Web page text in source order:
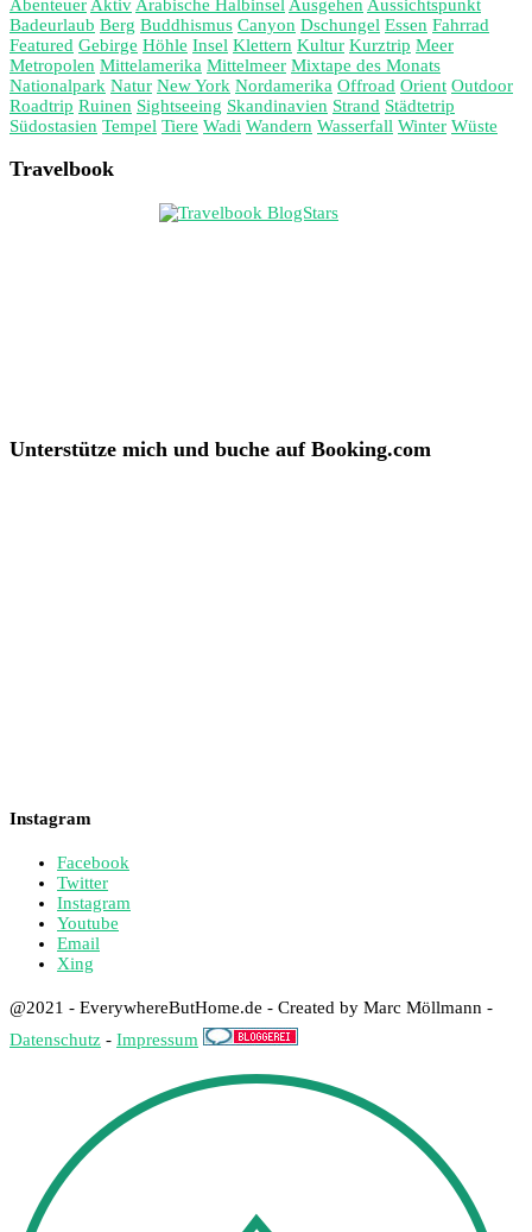
Abenteuer Aktiv Arabische Halbinsel Ausgehen Aussichtspunkt
Badeurlaub Berg Buddhismus Canyon Dschungel Essen Fahrrad
Featured Gebirge Höhle Insel Klettern Kultur Kurztrip Meer
Metropolen Mittelamerika Mittelmeer Mixtape des Monats
Nationalpark Natur New York Nordamerika Offroad Orient Outdoor
Roadtrip Ruinen Sightseeing Skandinavien Strand Städtetrip
Südostasien Tempel Tiere Wadi Wandern Wasserfall Winter Wüste
Travelbook
Unterstütze mich und buche auf Booking.com
Instagram
Facebook
Twitter
Instagram
Youtube
Email
Xing
@2021 - EverywhereButHome.de - Created by Marc Möllmann -
Datenschutz - Impressum